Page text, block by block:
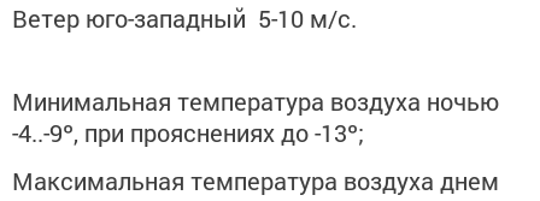
Ветер юго-западный 5-10 м/с.
Минимальная температура воздуха ночью
-4..-9º, при прояснениях до -13º;
Максимальная температура воздуха днем